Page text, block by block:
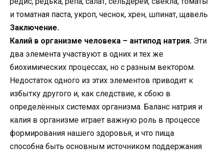
и томатная паста, укроп, чеснок, хрен, шпинат, щавель
Заключение.
Калий в организме человека – антипод натрия. Эти
два элемента участвуют в одних и тех же
биохимических процессах, но с разным вектором.
Недостаток одного из этих элементов приводит к
избытку другого и, как следствие, к сбою в
определённых системах организма. Баланс натрия и
калия в организме играет важную роль в процессе
формирования нашего здоровья, и что пища
способна быть основным источником поддержания